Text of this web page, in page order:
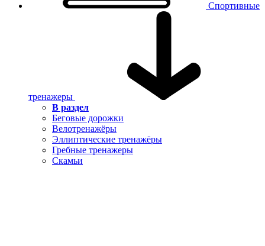
Спортивные
тренажеры
В раздел
Беговые дорожки
Велотренажёры
Эллиптические тренажёры
Гребные тренажеры
Скамьи